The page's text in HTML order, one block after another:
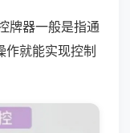
牌器一般是指通
就能实现控制